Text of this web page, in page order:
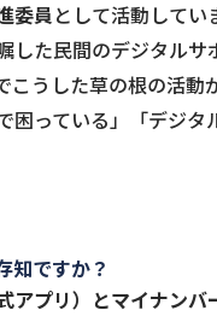
委員として活動してい
た民間のデジタル
うした草の根の活
っている」「デジ
知ですか？
アプリ）とマイナン